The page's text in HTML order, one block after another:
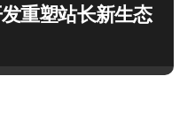
重塑站长新生态